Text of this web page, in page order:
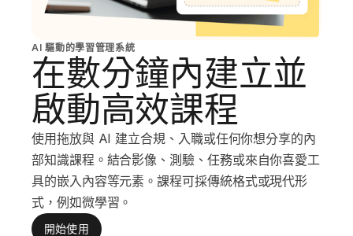
AI 驅動的學習管理系統
在數分鐘內建立並
啟動高效課程
使用拖放與 AI 建立合規、入職或任何你想分享的內
部知識課程。結合影像、測驗、任務或來自你喜愛工
具的嵌入內容等元素。課程可採傳統格式或現代形
式，例如微學習。
開始使用